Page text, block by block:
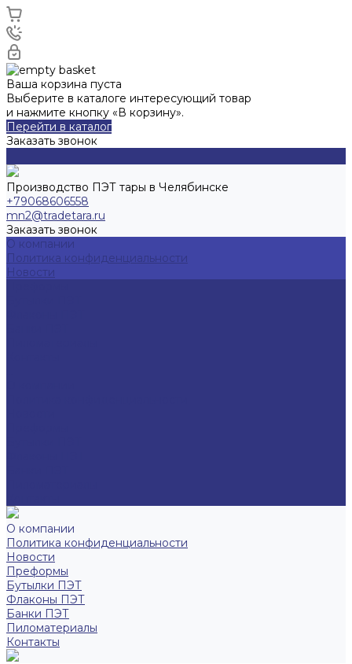
Ваша корзина пуста
Выберите в каталоге интересующий товар
и нажмите кнопку «В корзину».
Перейти в каталог
Заказать звонок
Производство ПЭТ тары в Челябинске
+79068606558
mn2@tradetara.ru
Заказать звонок
О компании
Политика конфиденциальности
Новости
О компании
Политика конфиденциальности
Новости
Преформы
Бутылки ПЭТ
Флаконы ПЭТ
Банки ПЭТ
Пиломатериалы
Контакты